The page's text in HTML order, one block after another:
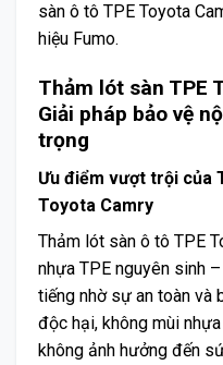
sàn ô tô TPE Toyota
hiệu Fumo.
Thảm lót sàn TPE
Giải pháp bảo vệ
trọng
Ưu điểm vượt trội của
Toyota Camry
Thảm lót sàn ô tô TPE
nhựa TPE nguyên sinh
tiếng nhờ sự an toàn và
độc hại, không mùi
không ảnh hưởng đến